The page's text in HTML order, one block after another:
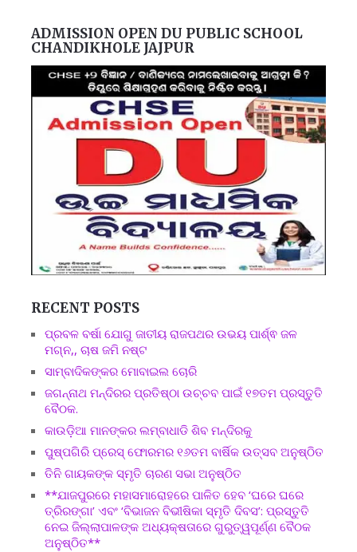
ADMISSION OPEN DU PUBLIC SCHOOL
CHANDIKHOLE JAJPUR
RECENT POSTS
ପ୍ରବଳ ବର୍ଷା ଯୋଗୁ ଜାତୀୟ ରାଜପଥର ଉଭୟ ପାର୍ଶ୍ଵ ଜଳ
ମଗ୍ନ,, ଚାଷ ଜମି ନଷ୍ଟ
ସାମ୍ବାଦିକଙ୍କର ମୋବାଇଲ ଚୋରି
ଜଗନ୍ନାଥ ମନ୍ଦିରର ପ୍ରତିଷ୍ଠା ଉଚ୍ଚବ ପାଇଁ ୧୭ତମ ପ୍ରସ୍ତୁତି
ବୈଠକ.
କାଉଡ଼ିଆ ମାନଙ୍କର ଲମ୍ବାଧାଡି ଶିବ ମନ୍ଦିରକୁ
ପୁଷ୍ପଗିରି ପ୍ରେସ୍ ଫୋରମର ୧୬ତମ ବାର୍ଷିକ ଉତ୍ସବ ଅନୁଷ୍ଠିତ
ତିନି ଗାୟକଙ୍କ ସ୍ମୃତି ଚାରଣ ସଭା ଅନୁଷ୍ଠିତ
**ଯାଜପୁରରେ ମହାସମାରୋହରେ ପାଳିତ ହେବ ‘ଘରେ ଘରେ
ତ୍ରିରଙ୍ଗା’ ଏବଂ ‘ବିଭାଜନ ବିଭୀଷିକା ସ୍ମୃତି ଦିବସ’: ପ୍ରସ୍ତୁତି
ନେଇ ଜିଲ୍ଲାପାଳଙ୍କ ଅଧ୍ୟକ୍ଷତାରେ ଗୁରୁତ୍ୱପୂର୍ଣ୍ଣ ବୈଠକ
ଅନୁଷ୍ଠିତ**